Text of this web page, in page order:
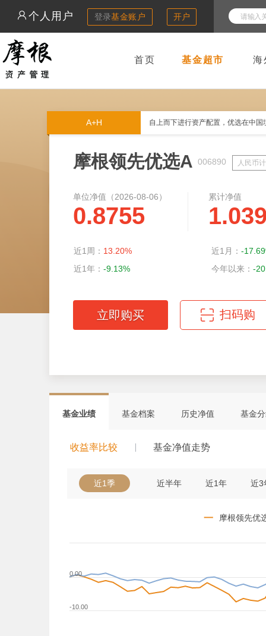
个人用户 登录基金账户 开户
首页 基金超市 海
A+H 自上而下进行资产配置，优选在中
摩根领先优选A 006890 人民币
单位净值（2026-08-06）
0.8755
累计净值
近1周： 13.20% 近1月： -
近1年： -9.13% 今年以来： -
立即购买 扫码购
基金业绩 基金档案 历史净值 基金
收益率比较 基金净值走势
近1季 近半年 近1年 近3
一 摩根领先优
-10.00
0.00